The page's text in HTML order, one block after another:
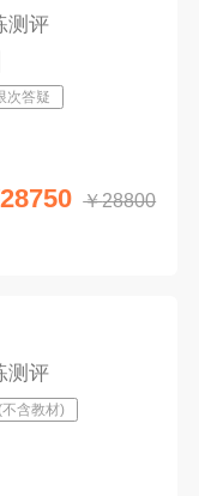
测评
次答疑
28750 ￥28800
测评
含教材)